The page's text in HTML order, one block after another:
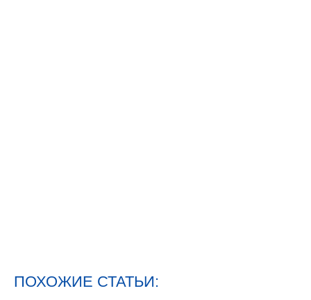
ПОХОЖИЕ СТАТЬИ: